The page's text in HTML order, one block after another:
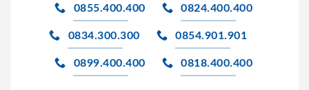
0855.400.400 0824.400.400
0834.300.300 0854.901.901
0899.400.400 0818.400.400